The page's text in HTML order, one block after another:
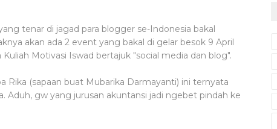
tenar di jagad para blogger se-Indonesia bakal
akan ada 2 event yang bakal di gelar besok 9 April
Kuliah Motivasi Iswad bertajuk "social media dan blog".
Rika (sapaan buat Mubarika Darmayanti) ini ternyata
Aduh, gw yang jurusan akuntansi jadi ngebet pindah ke